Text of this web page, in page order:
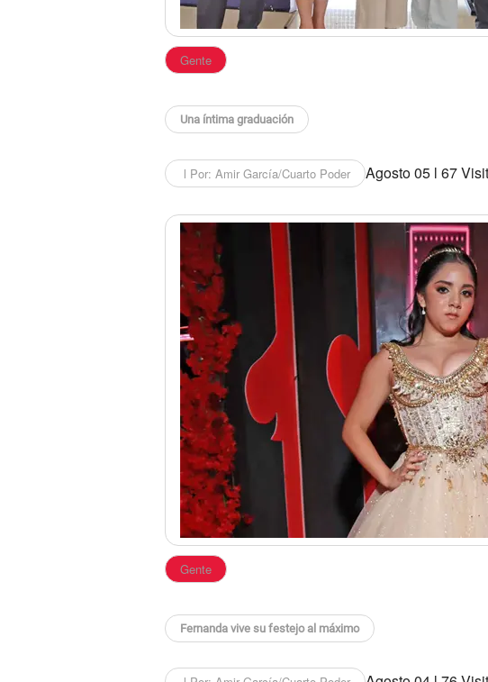
Gente
Una íntima graduación
l Por: Amir García/Cuarto Poder Agosto 05 l 67
Gente
Fernanda vive su festejo al máximo